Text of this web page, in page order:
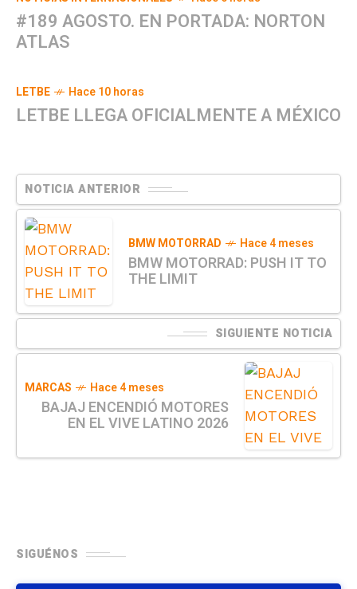
#189 AGOSTO. EN PORTADA: NORTON
ATLAS
LETBE Hace 10 horas
LETBE LLEGA OFICIALMENTE A MÉXICO
NOTICIA ANTERIOR
BMW MOTORRAD Hace 4 meses
BMW MOTORRAD: PUSH IT TO
THE LIMIT
SIGUIENTE NOTICIA
MARCAS Hace 4 meses
BAJAJ ENCENDIÓ MOTORES
EN EL VIVE LATINO 2026
SIGUÉNOS